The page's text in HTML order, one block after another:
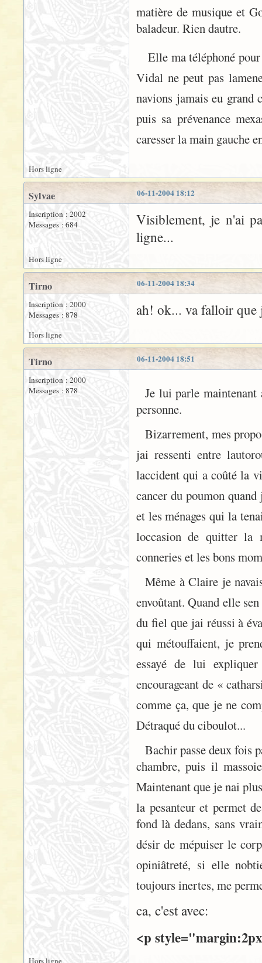
matière de musique et
baladeur. Rien dautre.
Elle ma téléphoné
Vidal ne peut pas
navions jamais eu
puis sa prévenance
caresser la main gauche
Hors ligne
06-11-2004 18:12
Sylvae
Inscription : 2002
Messages : 684
Visiblement, je n'ai
ligne...
Hors ligne
06-11-2004 18:34
Tirno
Inscription : 2000
Messages : 878
ah! ok... va falloir que
Hors ligne
06-11-2004 18:51
Tirno
Inscription : 2000
Messages : 878
Je lui parle maintenant
personne.
Bizarrement, mes
jai ressenti entre
laccident qui a coûté la
cancer du poumon
et les ménages qui la
loccasion de quitter
conneries et les bons
Même à Claire je
envoûtant. Quand elle
du fiel que jai réussi à
qui métouffaient, je
essayé de lui
encourageant de «
comme ça, que je ne
Détraqué du ciboulot...
Bachir passe deux fois
chambre, puis il
Maintenant que je nai
la pesanteur et permet
fond là dedans, sans
désir de mépuiser le
opiniâtreté, si elle
toujours inertes, me
ca, c'est avec:
<p
Hors ligne